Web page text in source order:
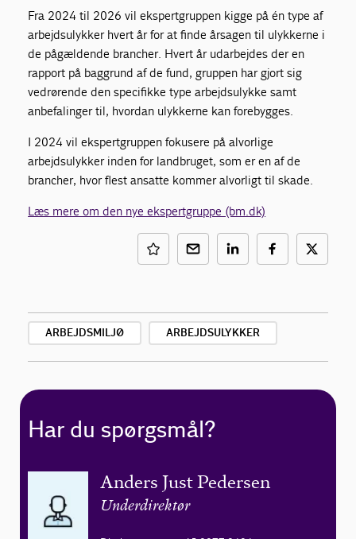
Fra 2024 til 2026 vil ekspertgruppen kigge på én type af
arbejdsulykker hvert år for at finde årsagen til ulykkerne i
de pågældende brancher. Hvert år udarbejdes der en
rapport på baggrund af de fund, gruppen har gjort sig
vedrørende den specifikke type arbejdsulykke samt
anbefalinger til, hvordan ulykkerne kan forebygges.
I 2024 vil ekspertgruppen fokusere på alvorlige
arbejdsulykker inden for landbruget, som er en af de
brancher, hvor flest ansatte kommer alvorligt til skade.
Læs mere om den nye ekspertgruppe (bm.dk)
ARBEJDSMILJØ ARBEJDSULYKKER
Har du spørgsmål?
Anders Just Pedersen
Underdirektør